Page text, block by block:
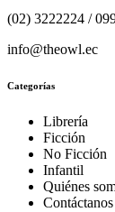
(02) 3222224 /
info@theowl.ec
Categorías
Librería
Ficción
No Ficción
Infantil
Quiénes
Contáctanos